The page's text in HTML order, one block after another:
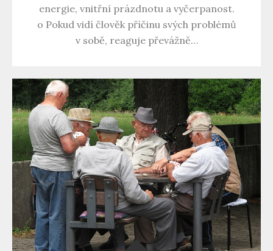
energie, vnitřní prázdnotu a vyčerpanost.
o Pokud vidí člověk příčinu svých problémů
v sobě, reaguje převážně…